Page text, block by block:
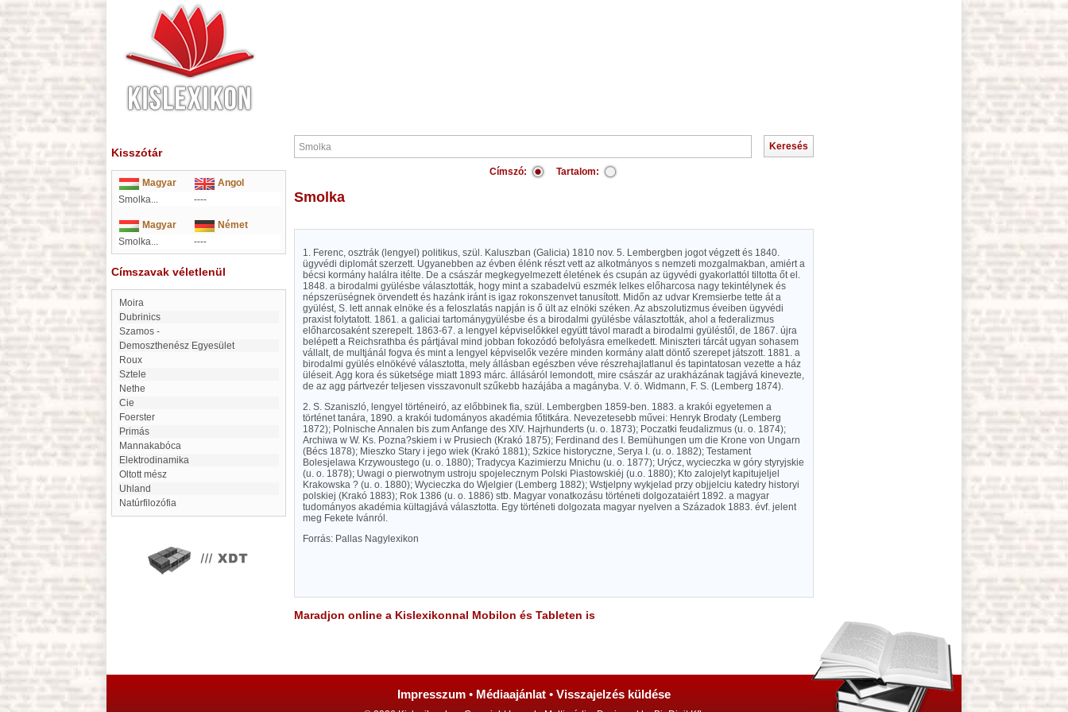
Kisszótár
Magyar
Angol
Smolka...
----
Magyar
Német
Smolka...
----
Címszavak véletlenül
moira
Dubrinics
Szamos -
Demoszthenész Egyesület
Roux
Sztele
Nethe
Cie
Foerster
Primás
Mannakabóca
elektrodinamika
Oltott mész
Uhland
natúrfilozófia
Címszó: Tartalom:
Smolka
1. Ferenc, osztrák (lengyel) politikus, szül. Kaluszban (Galicia) 1810 nov. 5. Lembergben jogot végzett és 1840.
ügyvédi diplomát szerzett. Ugyanebben az évben élénk részt vett az alkotmányos s nemzeti mozgalmakban, amiért a
bécsi kormány halálra itélte. De a császár megkegyelmezett életének és csupán az ügyvédi gyakorlattól tiltotta őt el.
1848. a birodalmi gyülésbe választották, hogy mint a szabadelvü eszmék lelkes előharcosa nagy tekintélynek és
népszerüségnek örvendett és hazánk iránt is igaz rokonszenvet tanusított. Midőn az udvar Kremsierbe tette át a
gyülést, S. lett annak elnöke és a feloszlatás napján is ő ült az elnöki széken. Az abszolutizmus éveiben ügyvédi
praxist folytatott. 1861. a galiciai tartománygyülésbe és a birodalmi gyülésbe választották, ahol a federalizmus
előharcosaként szerepelt. 1863-67. a lengyel képviselőkkel együtt távol maradt a birodalmi gyüléstől, de 1867. újra
belépett a Reichsrathba és pártjával mind jobban fokozódó befolyásra emelkedett. Miniszteri tárcát ugyan sohasem
vállalt, de multjánál fogva és mint a lengyel képviselők vezére minden kormány alatt döntő szerepet játszott. 1881. a
birodalmi gyülés elnökévé választotta, mely állásban egészben véve részrehajlatlanul és tapintatosan vezette a ház
üléseit. Agg kora és süketsége miatt 1893 márc. állásáról lemondott, mire császár az urakházának tagjává kinevezte,
de az agg pártvezér teljesen visszavonult szűkebb hazájába a magányba. V. ö. Widmann, F. S. (Lemberg 1874).
2. S. Szaniszló, lengyel történeiró, az előbbinek fia, szül. Lembergben 1859-ben. 1883. a krakói egyetemen a
történet tanára, 1890. a krakói tudományos akadémia főtitkára. Nevezetesebb művei: Henryk Brodaty (Lemberg
1872); Polnische Annalen bis zum Anfange des XIV. Hajrhunderts (u. o. 1873); Poczatki feudalizmus (u. o. 1874);
Archiwa w W. Ks. Pozna?skiem i w Prusiech (Krakó 1875); Ferdinand des I. Bemühungen um die Krone von Ungarn
(Bécs 1878); Mieszko Stary i jego wiek (Krakó 1881); Szkice historyczne, Serya I. (u. o. 1882); Testament
Bolesjelawa Krzywoustego (u. o. 1880); Tradycya Kazimierzu Mnichu (u. o. 1877); Urýcz, wycieczka w góry styryjskie
(u. o. 1878); Uwagi o pierwotnym ustroju spojelecznym Polski Piastowskiéj (u.o. 1880); Kto zalojelyt kapitujeljel
Krakowska ? (u. o. 1880); Wycieczka do Wjelgier (Lemberg 1882); Wstjelpny wykjelad przy objjelciu katedry historyi
polskiej (Krakó 1883); Rok 1386 (u. o. 1886) stb. Magyar vonatkozásu történeti dolgozataiért 1892. a magyar
tudományos akadémia kültagjává választotta. Egy történeti dolgozata magyar nyelven a Századok 1883. évf. jelent
meg Fekete Ivánról.
Forrás: Pallas Nagylexikon
Maradjon online a Kislexikonnal Mobilon és Tableten is
Impresszum • Médiaajánlat • Visszajelzés küldése